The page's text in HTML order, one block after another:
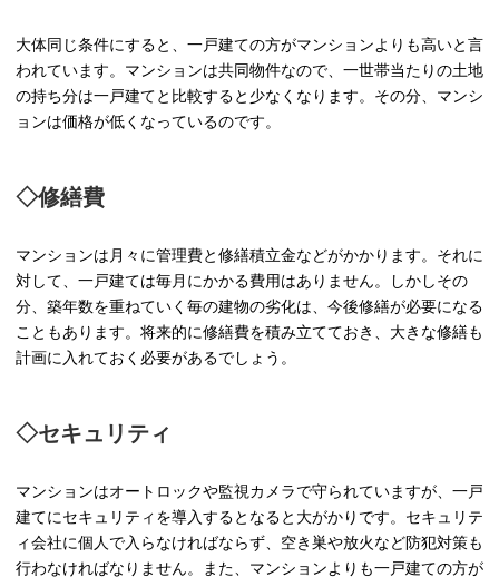
大体同じ条件にすると、一戸建ての方がマンションよりも高いと言
われています。マンションは共同物件なので、一世帯当たりの土地
の持ち分は一戸建てと比較すると少なくなります。その分、マンシ
ョンは価格が低くなっているのです。
◇修繕費
マンションは月々に管理費と修繕積立金などがかかります。それに
対して、一戸建ては毎月にかかる費用はありません。しかしその
分、築年数を重ねていく毎の建物の劣化は、今後修繕が必要になる
こともあります。将来的に修繕費を積み立てておき、大きな修繕も
計画に入れておく必要があるでしょう。
◇セキュリティ
マンションはオートロックや監視カメラで守られていますが、一戸
建てにセキュリティを導入するとなると大がかりです。セキュリテ
ィ会社に個人で入らなければならず、空き巣や放火など防犯対策も
行わなければなりません。また、マンションよりも一戸建ての方が